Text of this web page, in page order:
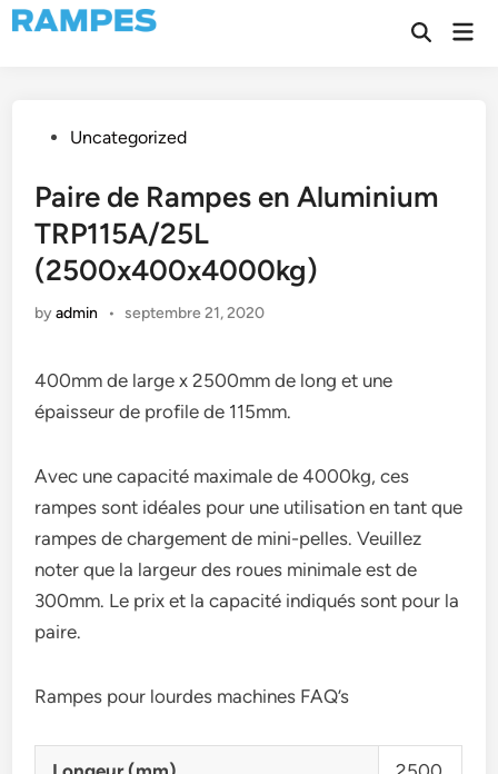
Skip
to
Open
PostedUncategorized
Paire de Rampes en Aluminium
TRP115A/25L
(2500x400x4000kg)
byadmin • septembre 21, 2020
400mm de large x 2500mm de long et une
épaisseur de profile de 115mm.
Avec une capacité maximale de 4000kg, ces
rampes sont idéales pour une utilisation en tant que
rampes de chargement de mini-pelles. Veuillez
noter que la largeur des roues minimale est de
300mm. Le prix et la capacité indiqués sont pour la
paire.
Rampes pour lourdes machines FAQ’s